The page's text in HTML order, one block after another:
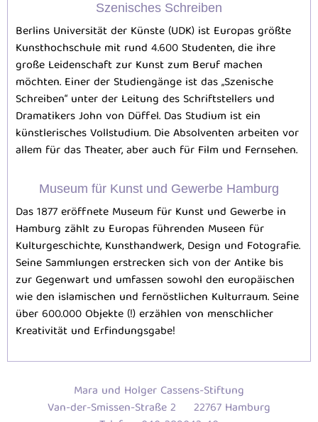
Szenisches Schreiben
Berlins Universität der Künste (UDK) ist Europas größte
Kunsthochschule mit rund 4.600 Studenten, die ihre
große Leidenschaft zur Kunst zum Beruf machen
möchten. Einer der Studiengänge ist das „Szenische
Schreiben“ unter der Leitung des Schriftstellers und
Dramatikers John von Düffel. Das Studium ist ein
künstlerisches Vollstudium. Die Absolventen arbeiten vor
allem für das Theater, aber auch für Film und Fernsehen.
Museum für Kunst und Gewerbe Hamburg
Das 1877 eröffnete Museum für Kunst und Gewerbe in
Hamburg zählt zu Europas führenden Museen für
Kulturgeschichte, Kunsthandwerk, Design und Fotografie.
Seine Sammlungen erstrecken sich von der Antike bis
zur Gegenwart und umfassen sowohl den europäischen
wie den islamischen und fernöstlichen Kulturraum. Seine
über 600.000 Objekte (!) erzählen von menschlicher
Kreativität und Erfindungsgabe!
Mara und Holger Cassens-Stiftung
Van-der-Smissen-Straße 2
22767 Hamburg